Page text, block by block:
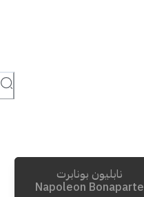
نابليون بونابرت
Napoleon Bonaparte